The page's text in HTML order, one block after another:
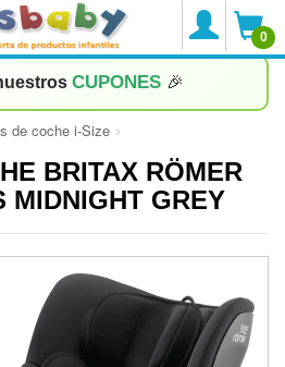
0
CUPONES 🎉
de coche i-Size
BRITAX RÖMER
MIDNIGHT GREY